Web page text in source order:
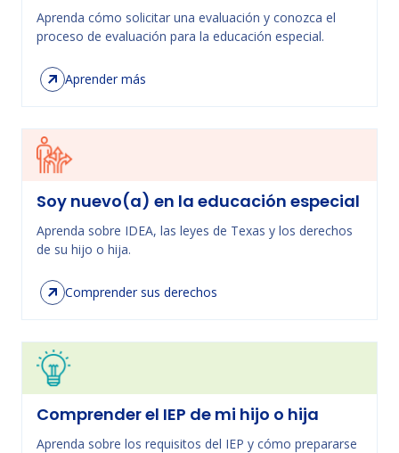
Aprenda cómo solicitar una evaluación y conozca el
proceso de evaluación para la educación especial.
Aprender más
Soy nuevo(a) en la educación especial
Aprenda sobre IDEA, las leyes de Texas y los derechos
de su hijo o hija.
Comprender sus derechos
Comprender el IEP de mi hijo o hija
Aprenda sobre los requisitos del IEP y cómo prepararse